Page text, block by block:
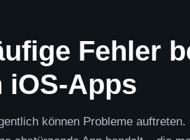
Fehler
iOS-Apps
können Probleme